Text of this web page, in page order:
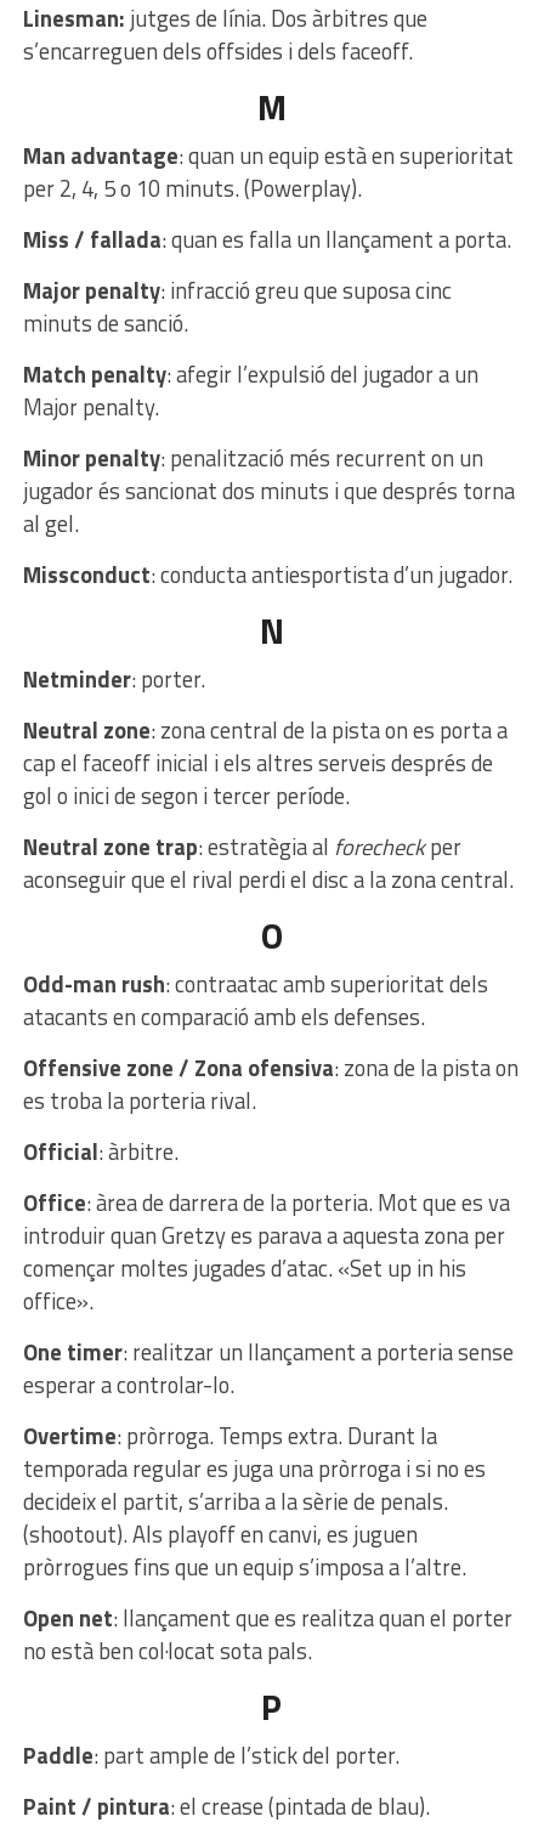
Linesman: jutges de línia. Dos àrbitres que
s’encarreguen dels offsides i dels faceoff.
M
Man advantage: quan un equip està en superioritat
per 2, 4, 5 o 10 minuts. (Powerplay).
Miss / fallada: quan es falla un llançament a porta.
Major penalty: infracció greu que suposa cinc
minuts de sanció.
Match penalty: afegir l’expulsió del jugador a un
Major penalty.
Minor penalty: penalització més recurrent on un
jugador és sancionat dos minuts i que després torna
al gel.
Missconduct: conducta antiesportista d’un jugador.
N
Netminder: porter.
Neutral zone: zona central de la pista on es porta a
cap el faceoff inicial i els altres serveis després de
gol o inici de segon i tercer període.
Neutral zone trap: estratègia al forecheckper
aconseguir que el rival perdi el disc a la zona central.
O
Odd-man rush: contraatac amb superioritat dels
atacants en comparació amb els defenses.
Offensive zone / Zona ofensiva: zona de la pista on
es troba la porteria rival.
Official: àrbitre.
Office: àrea de darrera de la porteria. Mot que es va
introduir quan Gretzy es parava a aquesta zona per
començar moltes jugades d’atac. «Set up in his
office».
One timer: realitzar un llançament a porteria sense
esperar a controlar-lo.
Overtime: pròrroga. Temps extra. Durant la
temporada regular es juga una pròrroga i si no es
decideix el partit, s’arriba a la sèrie de penals.
(shootout). Als playoff en canvi, es juguen
pròrrogues fins que un equip s’imposa a l’altre.
Open net: llançament que es realitza quan el porter
no està ben col·locat sota pals.
P
Paddle: part ample de l’stick del porter.
Paint / pintura: el crease (pintada de blau).